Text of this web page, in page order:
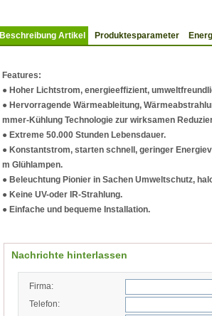
Beschreibung Artikel Produktesparameter
Features:
● Hoher Lichtstrom, energieeffizient,
● Hervorragende Wärmeableitung,
mmer-Kühlung Technologie zur wirksamen
● Extreme 50.000 Stunden Lebensdauer.
● Konstantstrom, starten schnell, geringer
m Glühlampen.
● Beleuchtung Pionier in Sachen Umweltschutz,
● Keine UV-oder IR-Strahlung.
● Einfache und bequeme Installation.
Nachrichte hinterlassen
Firma:
Telefon: